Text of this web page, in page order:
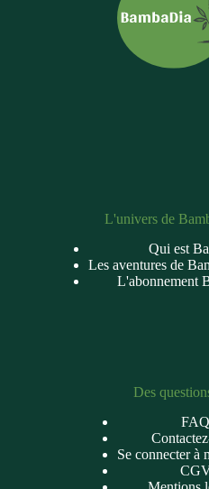
L'univers de
Qui est
Les aventures de
L'abonnement
Des
FAQ
Se connecter à